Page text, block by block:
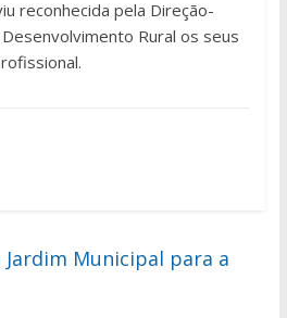
reconhecida pela Direção-
Rural os seus
Municipal para a